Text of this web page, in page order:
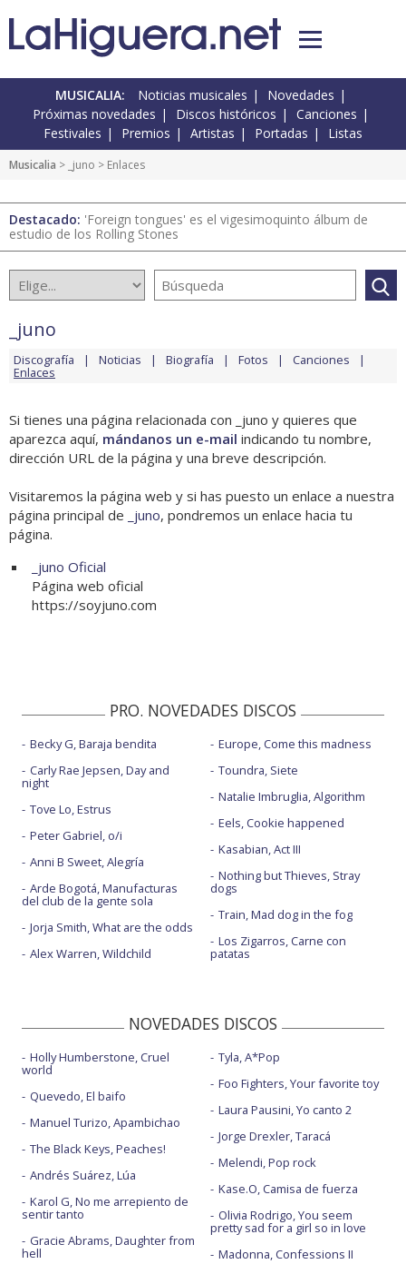
MUSICALIA: Noticias musicales
Novedades
Próximas novedades
Discos históricos
Canciones
Festivales
Premios Artistas Portadas Listas
Musicalia > _juno > Enlaces
Destacado: 'Foreign tongues' es el vigesimoquinto álbum de
estudio de los Rolling Stones
_juno
Discografía Noticias Biografía Fotos Canciones
Enlaces
Si tienes una página relacionada con _juno y quieres que
aparezca aquí, mándanos un e-mail indicando tu nombre,
dirección URL de la página y una breve descripción.
Visitaremos la página web y si has puesto un enlace a nuestra
página principal de
_juno, pondremos un enlace hacia tu
página.
_juno Oficial
Página web oficial
https://soyjuno.com
PRO. NOVEDADES DISCOS
Becky G, Baraja bendita
Carly Rae Jepsen, Day and
night
Tove Lo, Estrus
Peter Gabriel, o/i
Anni B Sweet, Alegría
Arde Bogotá, Manufacturas
del club de la gente sola
Jorja Smith, What are the odds
Alex Warren, Wildchild
Europe, Come this madness
Toundra, Siete
Natalie Imbruglia, Algorithm
Eels, Cookie happened
Kasabian, Act III
Nothing but Thieves, Stray
dogs
Train, Mad dog in the fog
Los Zigarros, Carne con
patatas
NOVEDADES DISCOS
Holly Humberstone, Cruel
world
Quevedo, El baifo
Manuel Turizo, Apambichao
The Black Keys, Peaches!
Andrés Suárez, Lúa
Karol G, No me arrepiento de
sentir tanto
Gracie Abrams, Daughter from
hell
Tyla, A*Pop
Foo Fighters, Your favorite toy
Laura Pausini, Yo canto 2
Jorge Drexler, Taracá
Melendi, Pop rock
Kase.O, Camisa de fuerza
Olivia Rodrigo, You seem
pretty sad for a girl so in love
Madonna, Confessions II